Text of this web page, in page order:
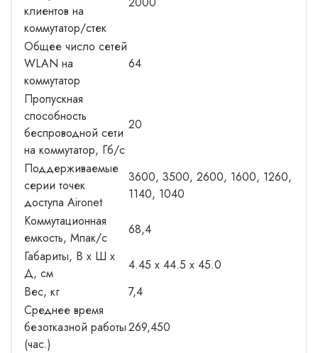
клиентов на
коммутатор/стек
Общее число сетей
WLAN на
коммутатор
64
Пропускная
способность
беспроводной сети
на коммутатор, Гб/с
20
Поддерживаемые
серии точек
доступа Aironet
3600, 3500, 2600, 1600, 1260,
1140, 1040
Коммутационная
емкость, Мпак/с
68,4
Габариты, В x Ш x
Д, см
4.45 x 44.5 x 45.0
Вес, кг
7,4
Среднее время
безотказной работы
(час.)
269,450